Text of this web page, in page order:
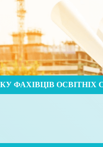
ФАХІВЦІВ ОСВІТНІХ